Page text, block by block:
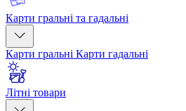
Карти гральні та гадальні
Карти гральні Карти гадальні
Літні товари